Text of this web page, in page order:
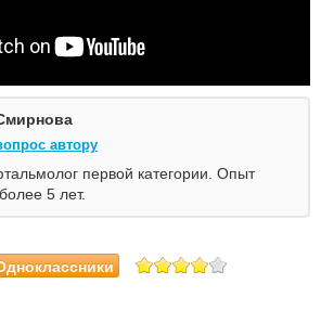
автору
первой категории. Опыт
5 лет.